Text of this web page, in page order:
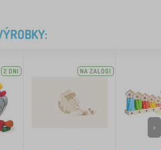
2 DNI NA ZALOGI
>